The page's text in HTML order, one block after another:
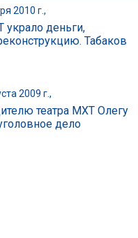
2010 г.,
деньги,
Табаков
2009 г.,
театра МХТ Олегу
дело